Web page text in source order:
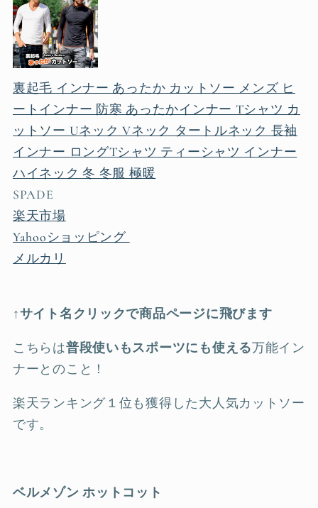
裏起毛 インナー あったか カットソー メンズ ヒ
ートインナー 防寒 あったかインナー Tシャツ カ
ットソー Uネック Vネック タートルネック 長袖
インナー ロングTシャツ ティーシャツ インナー
ハイネック 冬 冬服 極暖
SPADE
楽天市場
Yahooショッピング
メルカリ
↑サイト名クリックで商品ページに飛びます
こちらは普段使いもスポーツにも使える万能イン
ナーとのこと！
楽天ランキング１位も獲得した大人気カットソー
です。
ベルメゾン ホットコット